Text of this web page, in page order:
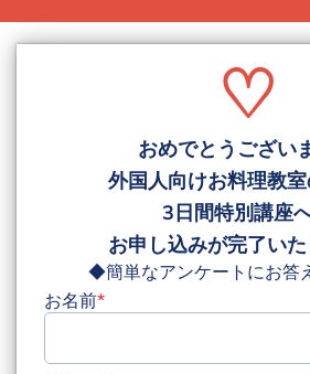
♡
おめでとうござい
外国人向けお料理教
3日間特別講座
お申し込みが完了い
◆簡単なアンケートにお答
お名前*